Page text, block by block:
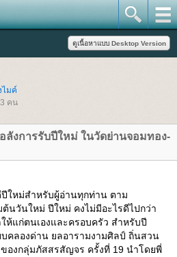
ไมค์
คน
ลังการรับปีใหม่ ในวัดย่านจอมทอง-
หม่สำหรับผู้อ่านทุกท่าน ตาม
ต้นวันใหม่ ปีใหม่ คงไม่มีอะไรดีไปกว่า
ห้แก่ตนเองและครอบครัว สำหรับปี
คลองด่าน ยลอารามงามศิลป์ ถิ่นสวน
ของกลุ่มภัสสรสัญจร ครั้งที่ 19 นำโดยพี่